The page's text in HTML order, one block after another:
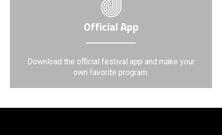
Official App
Download the official festival app and make your
own favorite program.